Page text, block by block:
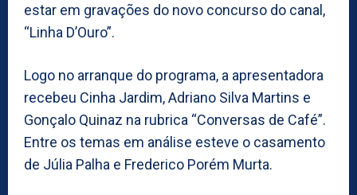
estar em gravações do novo concurso do canal,
“Linha D’Ouro”.
Logo no arranque do programa, a apresentadora
recebeu Cinha Jardim, Adriano Silva Martins e
Gonçalo Quinaz na rubrica “Conversas de Café”.
Entre os temas em análise esteve o casamento
de Júlia Palha e Frederico Porém Murta.